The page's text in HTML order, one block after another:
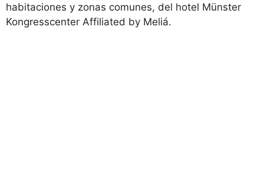
habitaciones y zonas comunes, del hotel Münster
Kongresscenter Affiliated by Meliá.